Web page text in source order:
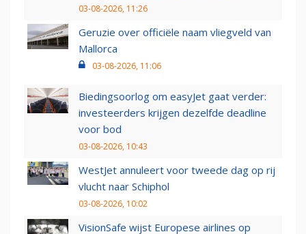
03-08-2026, 11:26
Geruzie over officiële naam vliegveld van
Mallorca
03-08-2026, 11:06
Biedingsoorlog om easyJet gaat verder:
investeerders krijgen dezelfde deadline
voor bod
03-08-2026, 10:43
WestJet annuleert voor tweede dag op rij
vlucht naar Schiphol
03-08-2026, 10:02
VisionSafe wijst Europese airlines op